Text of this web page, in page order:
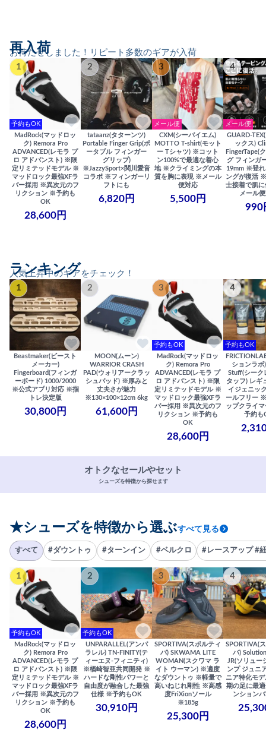
お待たせしました！リピート多数のギアが入荷
再入荷
1
予約もOK
MadRock(マッドロッ
ク) Remora Pro
ADVANCED(レモラ プ
ロ アドバンスト) ※限
定リミテッドモデル ※
マッドロック最強XFラ
バー採用 ※異次元のフ
リクション ※予約も
OK
28,600円
2
tataanz(タターンツ)
Portable Finger Grip(ポ
ータブル フィンガー
グリップ)
※JazzySport×関川愛音
コラボ ※フィンガーリ
フトにも
6,820円
3
メール便
CXM(シーバイエム)
MOTTO T-shirt(モット
ー Tシャツ) ※コット
ン100%で最適な着心
地 ※クライミングの本
質を胸に表現 ※メール
便対応
5,500円
4
メール便
GUARD-
ックス)
FingerTape(
グ フィンガ
19mm ※登れ
ングが復活
士接着で肌
メール
990
人気上昇中のギアをチェック！
ランキング
1
Beastmaker(ビースト
メーカー)
Fingerboard(フィンガ
ーボード) 1000/2000
※公式アプリ対応 ※指
トレ決定版
30,800円
2
MOON(ムーン)
WARRIOR CRASH
PAD(ウォリアークラッ
シュパッド) ※厚みと
丈夫さが魅力
※130×100×12cm 6kg
61,600円
3
予約もOK
MadRock(マッドロッ
ク) Remora Pro
ADVANCED(レモラ プ
ロ アドバンスト) ※限
定リミテッドモデル ※
マッドロック最強XFラ
バー採用 ※異次元のフ
リクション ※予約も
OK
28,600円
4
予約もOK
ションラボ
Stuff(シーク
タッフ) レギ
イジェニッ
ールフリー
ップクライ
予約も
オトクなセールやセット
シューズを特徴から探せます
★シューズを特徴から選ぶすべて見る
すべて #ダウントゥ #ターンイン #ベルクロ #レースアップ #
1
予約もOK
MadRock(マッドロッ
ク) Remora Pro
ADVANCED(レモラ プ
ロ アドバンスト) ※限
定リミテッドモデル ※
マッドロック最強XFラ
バー採用 ※異次元のフ
リクション ※予約も
OK
28,600円
2
予約もOK
UNPARALLEL(アンパ
ラレル) TN-FINITY(テ
ィーエヌ-フィニティ)
※楢崎智亜共同開発 ※
ハードな剛性パワーと
自由度が融合した最強
仕様 ※予約もOK
30,910円
3
SPORTIVA(スポルティ
バ) SKWAMA LITE
WOMAN(スクワマ ラ
イト ウーマン) ※適度
なダウントゥ ※軽量で
高いねじれ剛性 ※高感
度FriXionソール
※185g
25,300円
4
SPORTIVA(
バ)
JR(ソリュー
ンプ ジュニ
ニア特化モ
期の足に最
ンション